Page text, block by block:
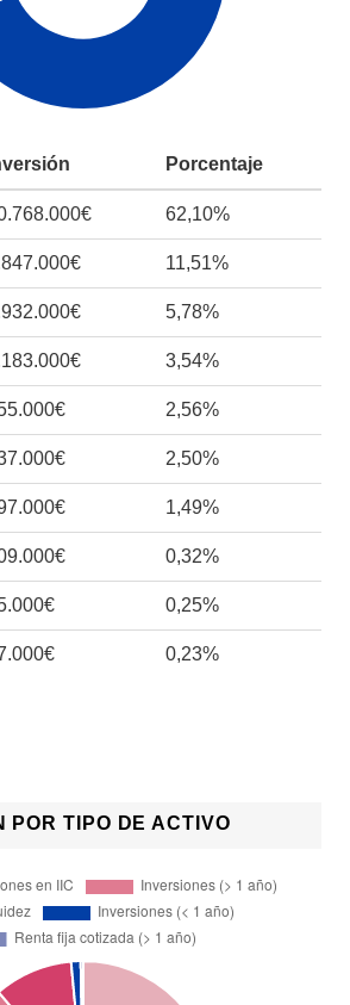
Porcentaje
62,10%
11,51%
5,78%
3,54%
2,56%
2,50%
1,49%
0,32%
0,25%
0,23%
POR TIPO DE ACTIVO